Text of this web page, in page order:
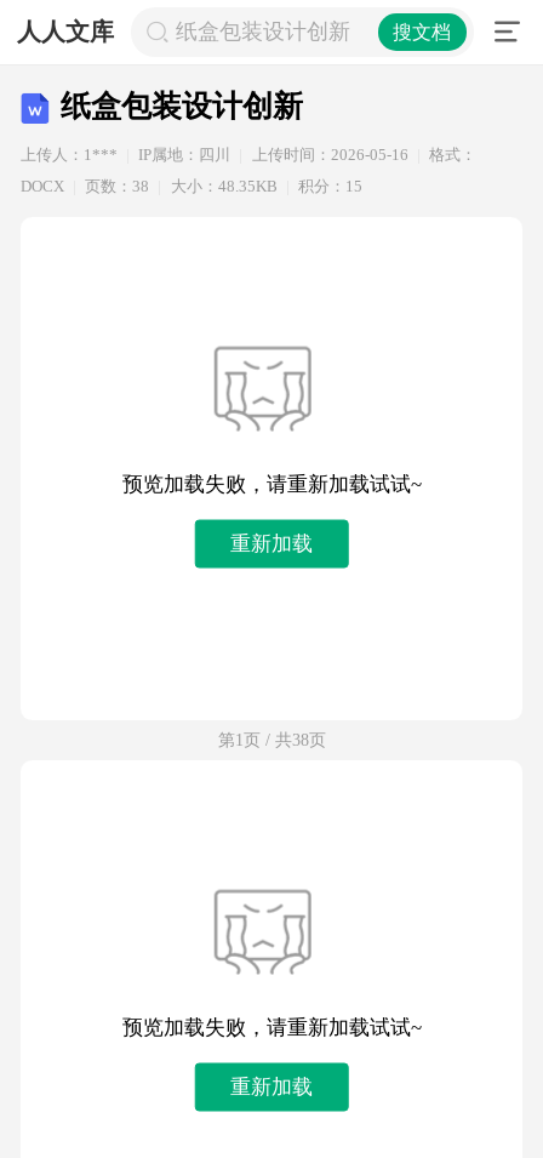
人人文库 纸盒包装设计创新 搜文档
纸盒包装设计创新
上传人：1*** IP属地：四川 上传时间：2026-05-16
格式：
DOCX
页数：38 大小：48.35KB 积分：15
预览加载失败，请重新加载试试~
重新加载
第1页 / 共38页
预览加载失败，请重新加载试试~
重新加载